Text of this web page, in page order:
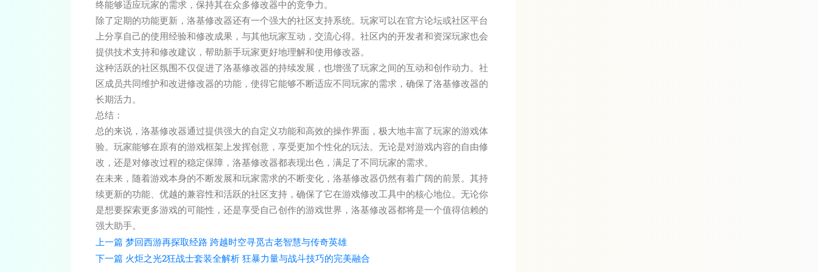
终能够适应玩家的需求，保持其在众多修改器中的竞争力。
除了定期的功能更新，洛基修改器还有一个强大的社区支持系统。玩家可以在官方论坛或社区平台
上分享自己的使用经验和修改成果，与其他玩家互动，交流心得。社区内的开发者和资深玩家也会
提供技术支持和修改建议，帮助新手玩家更好地理解和使用修改器。
这种活跃的社区氛围不仅促进了洛基修改器的持续发展，也增强了玩家之间的互动和创作动力。社
区成员共同维护和改进修改器的功能，使得它能够不断适应不同玩家的需求，确保了洛基修改器的
长期活力。
总结：
总的来说，洛基修改器通过提供强大的自定义功能和高效的操作界面，极大地丰富了玩家的游戏体
验。玩家能够在原有的游戏框架上发挥创意，享受更加个性化的玩法。无论是对游戏内容的自由修
改，还是对修改过程的稳定保障，洛基修改器都表现出色，满足了不同玩家的需求。
在未来，随着游戏本身的不断发展和玩家需求的不断变化，洛基修改器仍然有着广阔的前景。其持
续更新的功能、优越的兼容性和活跃的社区支持，确保了它在游戏修改工具中的核心地位。无论你
是想要探索更多游戏的可能性，还是享受自己创作的游戏世界，洛基修改器都将是一个值得信赖的
强大助手。
上一篇 梦回西游再探取经路 跨越时空寻觅古老智慧与传奇英雄
下一篇 火炬之光2狂战士套装全解析 狂暴力量与战斗技巧的完美融合